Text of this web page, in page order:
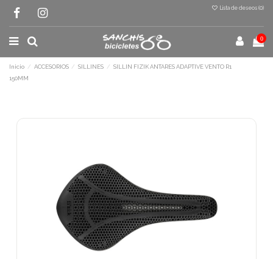
Lista de deseos (0)
0
Inicio ACCESORIOS SILLINES
SILLIN FIZIK ANTARES ADAPTIVE VENTO R1
150MM